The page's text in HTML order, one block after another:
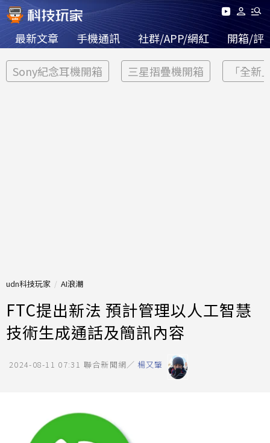
最新文章 手機通訊 社群/APP/網紅 開箱/評
Sony紀念耳機開箱 三星摺疊機開箱 「全新
udn科技玩家 AI浪潮
FTC提出新法 預計管理以人工智慧
技術生成通話及簡訊內容
2024-08-11 07:31 聯合新聞網／ 楊又肇